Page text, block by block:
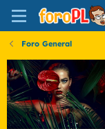
Foro General